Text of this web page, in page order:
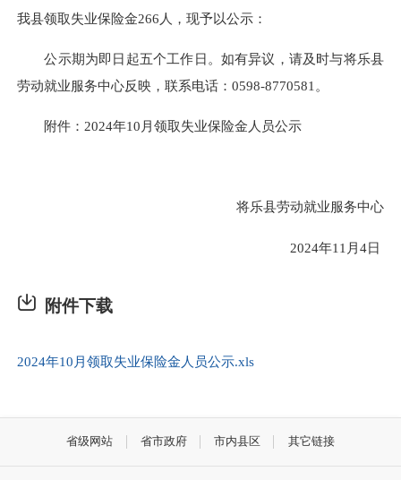
我县领取失业保险金266人，现予以公示：
公示期为即日起五个工作日。如有异议，请及时与将乐县
劳动就业服务中心反映，联系电话：0598-8770581。
附件：2024年10月领取失业保险金人员公示
将乐县劳动就业服务中心
2024年11月4日
附件下载
2024年10月领取失业保险金人员公示.xls
省级网站 省市政府 市内县区 其它链接